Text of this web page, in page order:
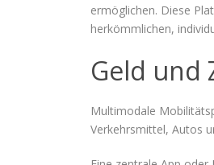
ermöglichen. Diese
herkömmlichen,
Geld und
Multimodale
Verkehrsmittel, Autos